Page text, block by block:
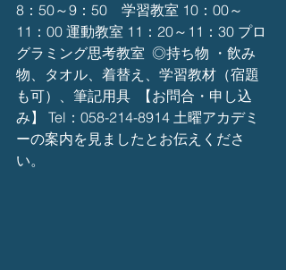
8：50～9：50　学習教室 10：00～
11：00 運動教室 11：20～11：30 プロ
グラミング思考教室  ◎持ち物 ・飲み
物、タオル、着替え、学習教材（宿題
も可）、筆記用具  【お問合・申し込
み】 Tel：058-214-8914 土曜アカデミ
ーの案内を見ましたとお伝えくださ
い。